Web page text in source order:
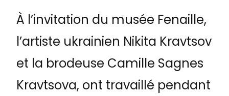
À l’invitation du musée Fenaille,
l’artiste ukrainien Nikita Kravtsov
et la brodeuse Camille Sagnes
Kravtsova, ont travaillé pendant